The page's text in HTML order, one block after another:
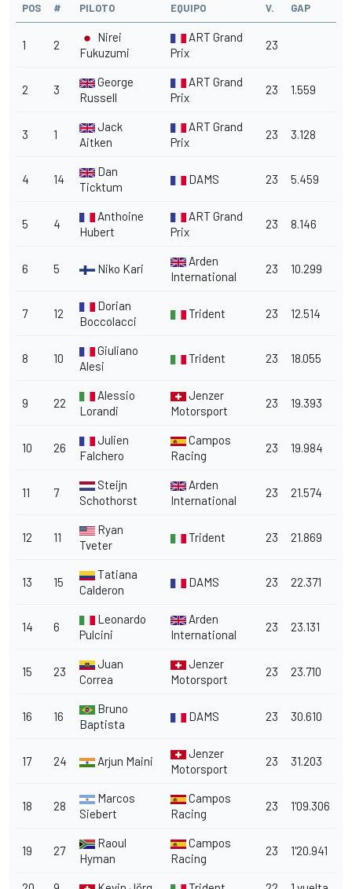
POS # PILOTO EQUIPO V. GAP
1 2
Nirei
Fukuzumi
ART Grand
Prix
23
2 3
George
Russell
ART Grand
Prix
23 1.559
3 1
Jack
Aitken
ART Grand
Prix
23 3.128
4 14
Dan
Ticktum
DAMS 23 5.459
5 4
Anthoine
Hubert
ART Grand
Prix
23 8.146
6 5 Niko Kari
Arden
International
23 10.299
7 12
Dorian
Boccolacci
Trident 23 12.514
8 10
Giuliano
Alesi
Trident 23 18.055
9 22
Alessio
Lorandi
Jenzer
Motorsport
23 19.393
10 26
Julien
Falchero
Campos
Racing
23 19.984
11 7
Steijn
Schothorst
Arden
International
23 21.574
12 11
Ryan
Tveter
Trident 23 21.869
13 15
Tatiana
Calderon
DAMS 23 22.371
14 6
Leonardo
Pulcini
Arden
International
23 23.131
15 23
Juan
Correa
Jenzer
Motorsport
23 23.710
16 16
Bruno
Baptista
DAMS 23 30.610
17 24 Arjun Maini
Jenzer
Motorsport
23 31.203
18 28
Marcos
Siebert
Campos
Racing
23 1'09.306
19 27
Raoul
Hyman
Campos
Racing
23 1'20.941